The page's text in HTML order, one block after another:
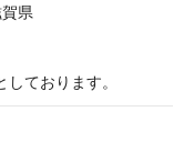
県
ております。